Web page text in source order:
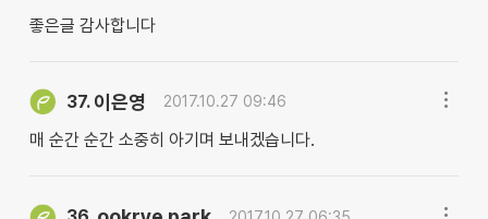
좋은글 감사합니다
37. 이은영 2017.10.27 09:46
매 순간 순간 소중히 아기며 보내겠습니다.